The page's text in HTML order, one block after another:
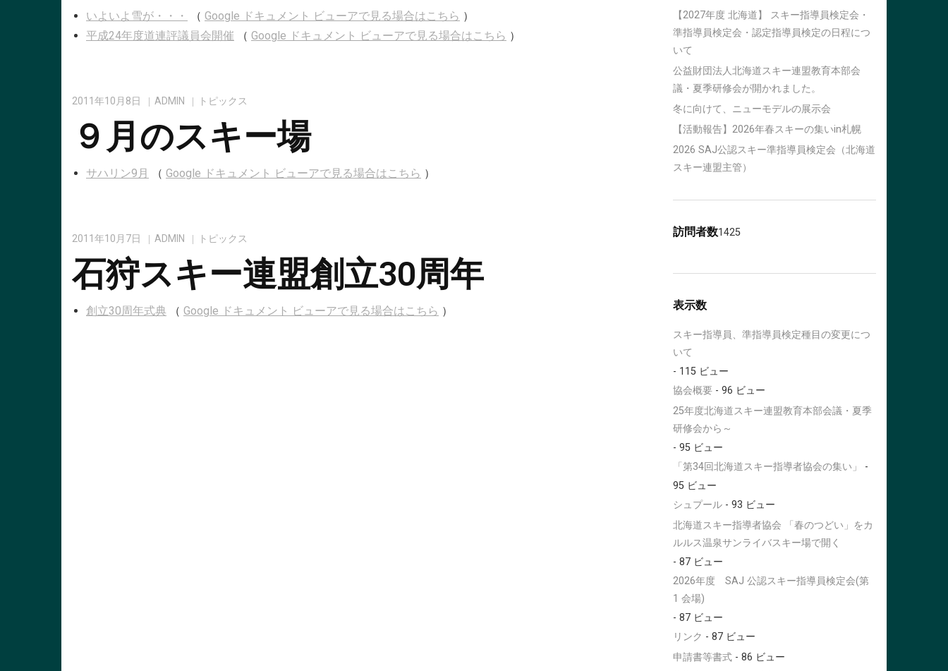
いよいよ雪が・・・ （ Google ドキュメント ビューアで見る場合はこちら ）
平成24年度道連評議員会開催 （ Google ドキュメント ビューアで見る場合はこちら ）
2011年10月8日 ADMIN トピックス
９月のスキー場
サハリン9月 （ Google ドキュメント ビューアで見る場合はこちら ）
2011年10月7日 ADMIN トピックス
石狩スキー連盟創立30周年
創立30周年式典 （ Google ドキュメント ビューアで見る場合はこちら ）
【2027年度 北海道】 スキー指導員検定会・
準指導員検定会・認定指導員検定の日程につ
いて
公益財団法人北海道スキー連盟教育本部会
議・夏季研修会が開かれました。
冬に向けて、ニューモデルの展示会
【活動報告】2026年春スキーの集いin札幌
2026 SAJ公認スキー準指導員検定会（北海道
スキー連盟主管）
訪問者数1425
表示数
スキー指導員、準指導員検定種目の変更につ
いて
- 115 ビュー
協会概要 - 96 ビュー
25年度北海道スキー連盟教育本部会議・夏季
研修会から～
- 95 ビュー
「第34回北海道スキー指導者協会の集い」
-
95 ビュー
シュプール - 93 ビュー
北海道スキー指導者協会 「春のつどい」をカ
ルルス温泉サンライバスキー場で開く
- 87 ビュー
2026年度 SAJ 公認スキー指導員検定会(第
1 会場)
- 87 ビュー
リンク - 87 ビュー
申請書等書式 - 86 ビュー